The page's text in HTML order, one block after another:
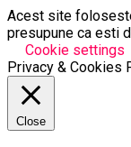
Acest site
presupune ca esti
Cookie settings
Privacy & Cookies
Close